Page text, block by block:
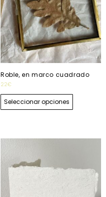
Roble, en marco cuadrado
22€
Seleccionar opciones